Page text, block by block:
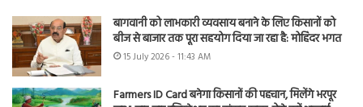
बागवानी को लाभकारी व्यवसाय बनाने के लिए किसानों को
बीज से बाजार तक पूरा सहयोग दिया जा रहा है: मोहिंदर भगत
15 July 2026 - 11:43 AM
Farmers ID Card बनेगा किसानों की पहचान, मिलेंगे भरपूर